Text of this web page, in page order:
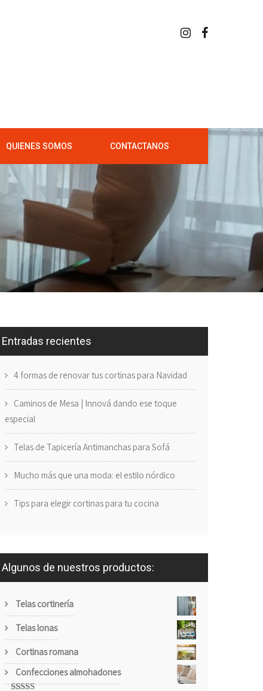
QUIENES SOMOS CONTACTANOS
Entradas recientes
4 formas de renovar tus cortinas para Navidad
Caminos de Mesa | Innová dando ese toque
especial
Telas de Tapicería Antimanchas para Sofá
Mucho más que una moda: el estilo nórdico
Tips para elegir cortinas para tu cocina
Algunos de nuestros productos:
Telas cortinería
Telas lonas
Cortinas romana
Confecciones almohadones